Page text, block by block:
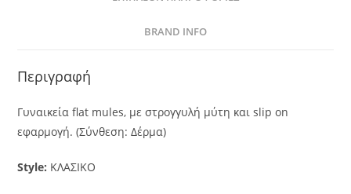
BRAND INFO
Περιγραφή
Γυναικεία flat mules, με στρογγυλή μύτη και slip on
εφαρμογή. (Σύνθεση: Δέρμα)
Style: ΚΛΑΣΙΚΟ